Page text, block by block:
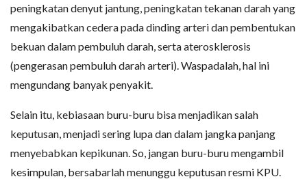
peningkatan denyut jantung, peningkatan tekanan darah yang
mengakibatkan cedera pada dinding arteri dan pembentukan
bekuan dalam pembuluh darah, serta aterosklerosis
(pengerasan pembuluh darah arteri). Waspadalah, hal ini
mengundang banyak penyakit.
Selain itu, kebiasaan buru-buru bisa menjadikan salah
keputusan, menjadi sering lupa dan dalam jangka panjang
menyebabkan kepikunan. So, jangan buru-buru mengambil
kesimpulan, bersabarlah menunggu keputusan resmi KPU.